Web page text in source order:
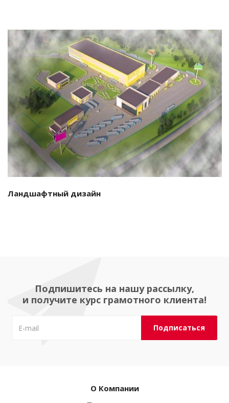
Смотреть проект
Ландшафтный дизайн
Подпишитесь на нашу рассылку,
и получите курс грамотного клиента!
О Компании